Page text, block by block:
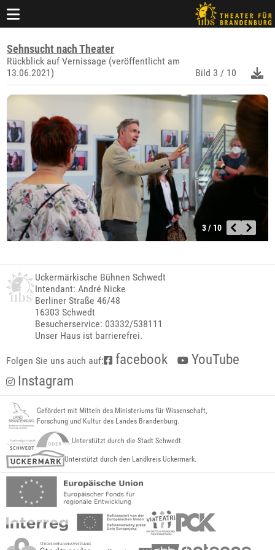
Sehnsucht nach Theater
Rückblick auf Vernissage (veröffentlicht am
13.06.2021)
Bild 3 / 10
3 / 10
Uckermärkische Bühnen Schwedt
Intendant: André Nicke
Berliner Straße 46/48
16303 Schwedt
Besucherservice: 03332/538111
Unser Haus ist barrierefrei.
Folgen Sie uns auch auf: facebook
YouTube
Instagram
Gefördert mit Mitteln des Ministeriums für Wissenschaft,
Forschung und Kultur des Landes Brandenburg.
Unterstützt durch die Stadt Schwedt.
Unterstützt durch den Landkreis Uckermark.